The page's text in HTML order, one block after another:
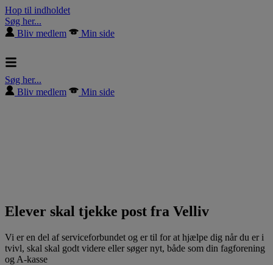
Hop til indholdet
Søg her...
Bliv medlem
Min side
Søg her...
Bliv medlem
Min side
Elever skal tjekke post fra Velliv
Vi er en del af serviceforbundet og er til for at hjælpe dig når du er i
tvivl, skal skal godt videre eller søger nyt, både som din fagforening
og A-kasse